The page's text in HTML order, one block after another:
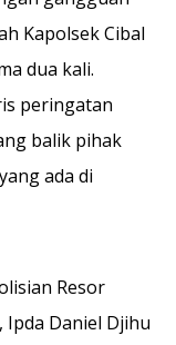
Kapolsek Cibal
dua kali.
peringatan
balik pihak
ada di
Resor
Ipda Daniel Djihu